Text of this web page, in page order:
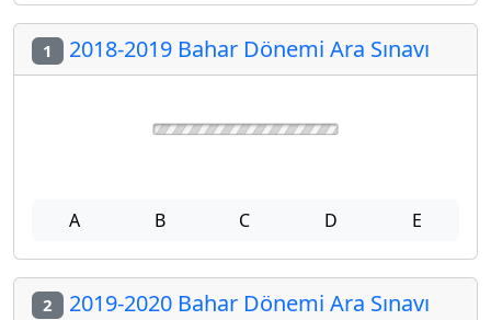
1 2018-2019 Bahar Dönemi Ara Sınavı
A B C D E
2 2019-2020 Bahar Dönemi Ara Sınavı